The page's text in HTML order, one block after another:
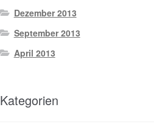
Dezember 2013
September 2013
April 2013
Kategorien